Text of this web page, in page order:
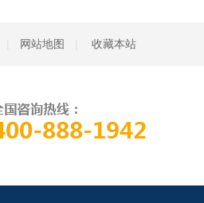
网站地图 收藏本站